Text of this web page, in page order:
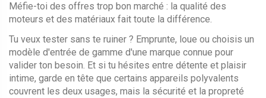
Méfie-toi des offres trop bon marché : la qualité des
moteurs et des matériaux fait toute la différence.
Tu veux tester sans te ruiner ? Emprunte, loue ou choisis un
modèle d'entrée de gamme d'une marque connue pour
valider ton besoin. Et si tu hésites entre détente et plaisir
intime, garde en tête que certains appareils polyvalents
couvrent les deux usages, mais la sécurité et la propreté